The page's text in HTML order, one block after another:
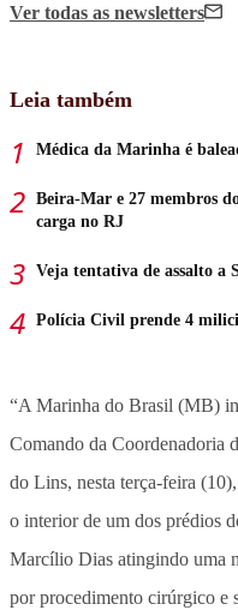
Ver todas as newsletters
Leia também
Médica da Marinha é
Beira-Mar e 27 membros
carga no RJ
Veja tentativa de assalto a
Polícia Civil prende 4
“A Marinha do Brasil (MB)
Comando da Coordenadoria
do Lins, nesta terça-feira
o interior de um dos prédios
Marcílio Dias atingindo uma
por procedimento cirúrgico e